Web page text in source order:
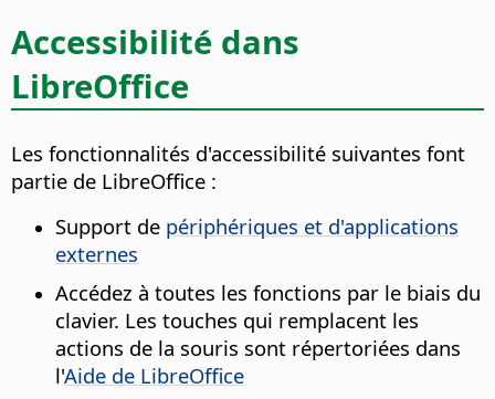
Accessibilité dans
LibreOffice
Les fonctionnalités d'accessibilité suivantes font
partie de LibreOffice :
Support de périphériques et d'applications
externes
Accédez à toutes les fonctions par le biais du
clavier. Les touches qui remplacent les
actions de la souris sont répertoriées dans
l'Aide de LibreOffice